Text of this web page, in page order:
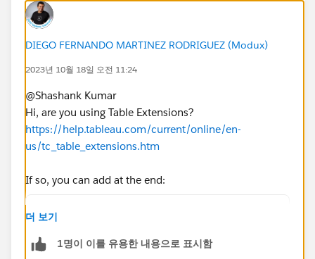
data
=requests.get(url='
eout=300)
jira_query = f'project/{project_key}'
data = fetch_jira_data(jira_query)
if data:
print(df)
df.head()
df.tail()
DIEGO FERNANDO MARTINEZ RODRIGUEZ (Modux)
2023년 10월 18일 오전 11:24
@Shashank Kumar​
Hi, are you using Table Extensions?
https://help.tableau.com/current/online/en-
us/tc_table_extensions.htm
If so, you can add at the end:
return df.to_dict(orient='list')
더 보기
1명이 이를 유용한 내용으로 표시함